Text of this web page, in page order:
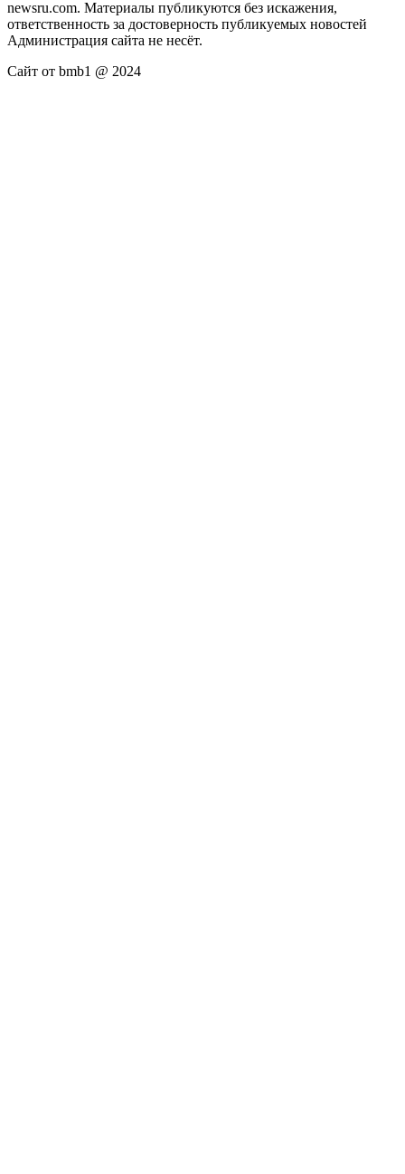
newsru.com. Материалы публикуются без искажения,
ответственность за достоверность публикуемых новостей
Администрация сайта не несёт.
Сайт от bmb1 @ 2024